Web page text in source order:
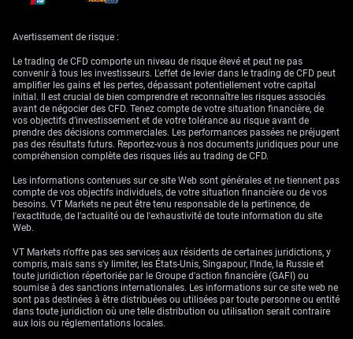
tout en soulignant que « d’importantes divergences
subsistent sur des questions clés de propriété
intellectuelle » (brevets, droits d’auteur, marques). Cela
signifie que le marché reste exposé à un risque de titre
(headline risk : une annonce peut inverser rapidement le
sentiment), point à surveiller. Dans ce contexte
prudemment haussier, les intervenants sur dérivés
(produits dont la valeur dépend d’un actif, comme une
devise) peuvent envisager des options d’achat (call : droit
Cette approche permet de profiter d’une hausse tout en
limitant la perte au montant payé. Un spread haussier
(bull call spread : acheter un call et en vendre un autre
plus haut pour réduire le coût) visant 1,3000 peut aussi
Niveaux techniques et
pistes de couverture
Avertissement de risque :
Le trading de CFD comporte un niveau de risque élevé et peut ne pas
convenir à tous les investisseurs. L'effet de levier dans le trading de CFD peut
amplifier les gains et les pertes, dépassant potentiellement votre capital
initial. Il est crucial de bien comprendre et reconnaître les risques associés
avant de négocier des CFD. Tenez compte de votre situation financière, de
vos objectifs d’investissement et de votre tolérance au risque avant de
prendre des décisions commerciales. Les performances passées ne préjugent
pas des résultats futurs. Reportez-vous à nos documents juridiques pour une
compréhension complète des risques liés au trading de CFD.
Les informations contenues sur ce site Web sont générales et ne tiennent pas
compte de vos objectifs individuels, de votre situation financière ou de vos
besoins. VT Markets ne peut être tenu responsable de la pertinence, de
l'exactitude, de l'actualité ou de l'exhaustivité de toute information du site
Web.
VT Markets n'offre pas ses services aux résidents de certaines juridictions, y
compris, mais sans s'y limiter, les États-Unis, Singapour, l'Inde, la Russie et
toute juridiction répertoriée par le Groupe d'action financière (GAFI) ou
soumise à des sanctions internationales. Les informations sur ce site web ne
sont pas destinées à être distribuées ou utilisées par toute personne ou entité
dans toute juridiction où une telle distribution ou utilisation serait contraire
aux lois ou réglementations locales.